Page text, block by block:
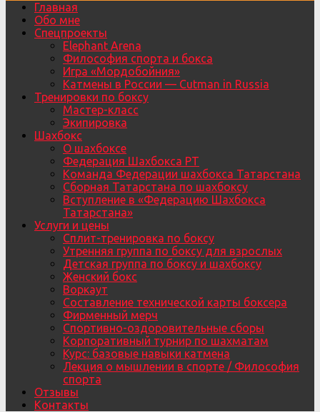
Главная
Обо мне
Спецпроекты
Elephant Arena
Философия спорта и бокса
Игра «Мордобойния»
Катмены в России — Cutman in Russia
Тренировки по боксу
Мастер-класс
Экипировка
Шахбокс
О шахбоксе
Федерация Шахбокса РТ
Команда Федерации шахбокса Татарстана
Сборная Татарстана по шахбоксу
Вступление в «Федерацию Шахбокса
Татарстана»
Услуги и цены
Сплит-тренировка по боксу
Утренняя группа по боксу для взрослых
Детская группа по боксу и шахбоксу
Женский бокс
Воркаут
Составление технической карты боксера
Фирменный мерч
Спортивно-оздоровительные сборы
Корпоративный турнир по шахматам
Курс: базовые навыки катмена
Лекция о мышлении в спорте / Философия
спорта
Отзывы
Контакты